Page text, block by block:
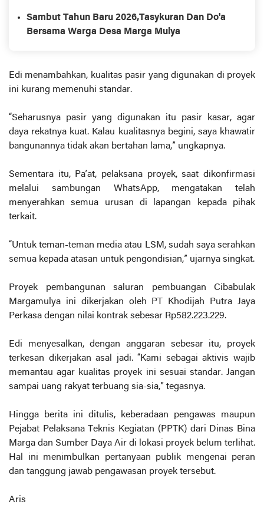
Sambut Tahun Baru 2026,Tasykuran Dan Do'a
Bersama Warga Desa Marga Mulya
Edi menambahkan, kualitas pasir yang digunakan di proyek
ini kurang memenuhi standar.
“Seharusnya pasir yang digunakan itu pasir kasar, agar
daya rekatnya kuat. Kalau kualitasnya begini, saya khawatir
bangunannya tidak akan bertahan lama,” ungkapnya.
Sementara itu, Pa’at, pelaksana proyek, saat dikonfirmasi
melalui sambungan WhatsApp, mengatakan telah
menyerahkan semua urusan di lapangan kepada pihak
terkait.
“Untuk teman-teman media atau LSM, sudah saya serahkan
semua kepada atasan untuk pengondisian,” ujarnya singkat.
Proyek pembangunan saluran pembuangan Cibabulak
Margamulya ini dikerjakan oleh PT Khodijah Putra Jaya
Perkasa dengan nilai kontrak sebesar Rp582.223.229.
Edi menyesalkan, dengan anggaran sebesar itu, proyek
terkesan dikerjakan asal jadi. “Kami sebagai aktivis wajib
memantau agar kualitas proyek ini sesuai standar. Jangan
sampai uang rakyat terbuang sia-sia,” tegasnya.
Hingga berita ini ditulis, keberadaan pengawas maupun
Pejabat Pelaksana Teknis Kegiatan (PPTK) dari Dinas Bina
Marga dan Sumber Daya Air di lokasi proyek belum terlihat.
Hal ini menimbulkan pertanyaan publik mengenai peran
dan tanggung jawab pengawasan proyek tersebut.
Aris